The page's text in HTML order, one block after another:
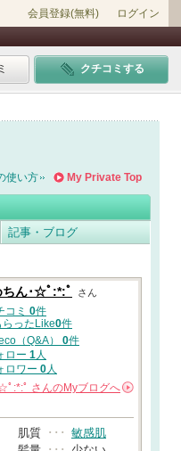
会員登録(無料) ログイン
クチコミする
My Private Top
使い方
記事・ブログ
ちん･☆ﾟ:*:ﾟ さん
コミ 0件
らったLike0件
（Q&A） 0件
ロー 1人
ロワー 0人
ﾟ:*:ﾟ さんのMyブログへ
肌質 ･･･ 敏感肌